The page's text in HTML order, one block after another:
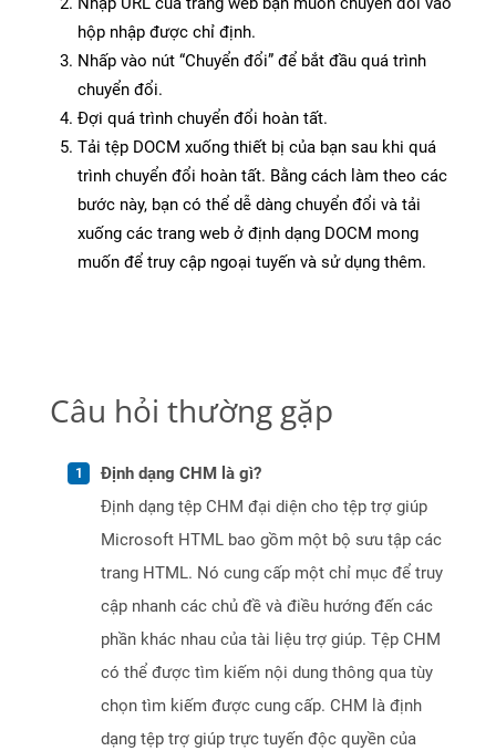
hộp nhập được chỉ định.
Nhấp vào nút “Chuyển đổi” để bắt đầu quá trình
chuyển đổi.
Đợi quá trình chuyển đổi hoàn tất.
Tải tệp DOCM xuống thiết bị của bạn sau khi quá
trình chuyển đổi hoàn tất. Bằng cách làm theo các
bước này, bạn có thể dễ dàng chuyển đổi và tải
xuống các trang web ở định dạng DOCM mong
muốn để truy cập ngoại tuyến và sử dụng thêm.
Câu hỏi thường gặp
Định dạng CHM là gì?
Định dạng tệp CHM đại diện cho tệp trợ giúp
Microsoft HTML bao gồm một bộ sưu tập các
trang HTML. Nó cung cấp một chỉ mục để truy
cập nhanh các chủ đề và điều hướng đến các
phần khác nhau của tài liệu trợ giúp. Tệp CHM
có thể được tìm kiếm nội dung thông qua tùy
chọn tìm kiếm được cung cấp. CHM là định
dạng tệp trợ giúp trực tuyến độc quyền của